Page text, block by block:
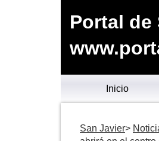
Portal de
Inicio
San Javier